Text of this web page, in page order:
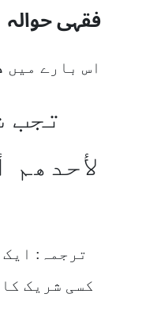
فقہی حوالہ
اس بارے میں
تجب
ترجمہ:
کسی شریک